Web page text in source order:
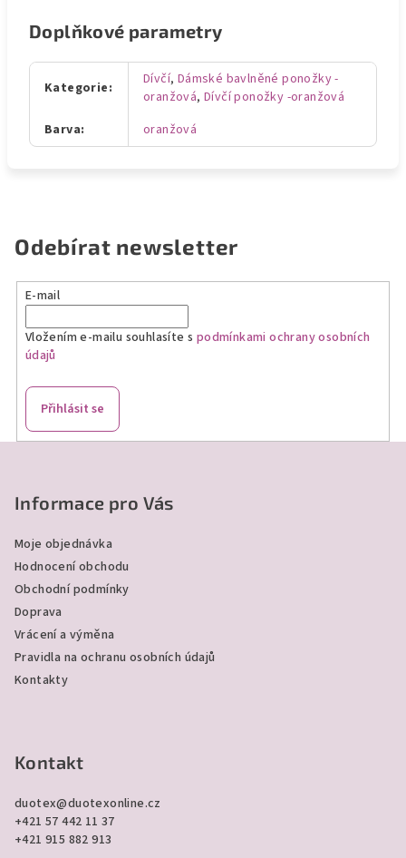
Doplňkové parametry
Kategorie: Dívčí, Dámské bavlněné ponožky -
oranžová,Dívčí ponožky -oranžová
Barva: oranžová
Odebírat newsletter
E-mail
Vložením e-mailu souhlasíte s podmínkami ochrany osobních
údajů
Přihlásit se
Informace pro Vás
Moje objednávka
Hodnocení obchodu
Obchodní podmínky
Doprava
Vrácení a výměna
Pravidla na ochranu osobních údajů
Kontakty
Kontakt
duotex@duotexonline.cz
+421 57 442 11 37
+421 915 882 913